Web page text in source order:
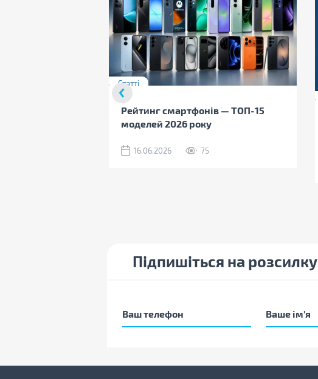
Статті
Рейтинг смартфонів — ТОП-15
моделей 2026 року
16.06.2026 75
Підпишіться на розсилку